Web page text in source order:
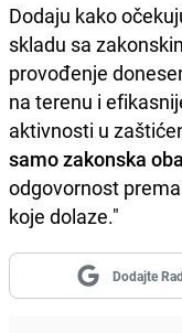
Dodaju kako
skladu sa
provođenje
na terenu i
aktivnosti u
samo zakonska
odgovornost
koje dolaze."
Dodajte